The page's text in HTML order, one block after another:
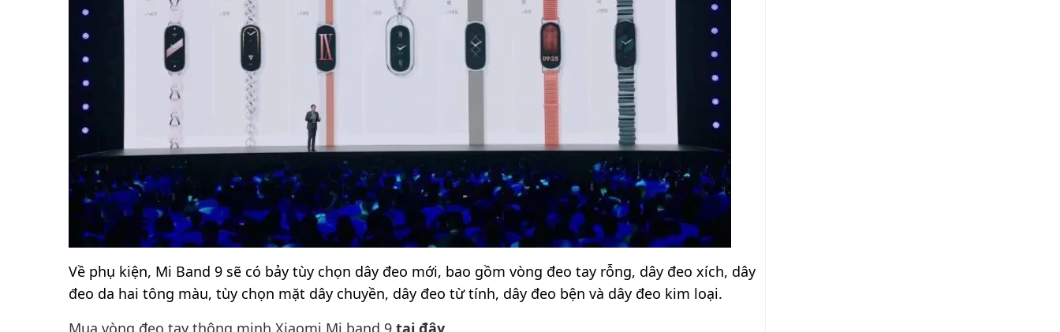
Về phụ kiện, Mi Band 9 sẽ có bảy tùy chọn dây đeo mới, bao gồm vòng đeo tay rỗng, dây đeo xích, dây
đeo da hai tông màu, tùy chọn mặt dây chuyền, dây đeo từ tính, dây đeo bện và dây đeo kim loại.